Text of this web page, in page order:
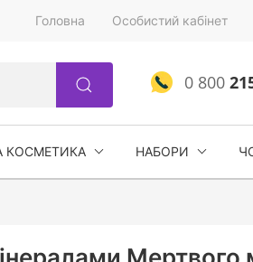
Головна Особистий кабінет
0 800
КОСМЕТИКА НАБОРИ